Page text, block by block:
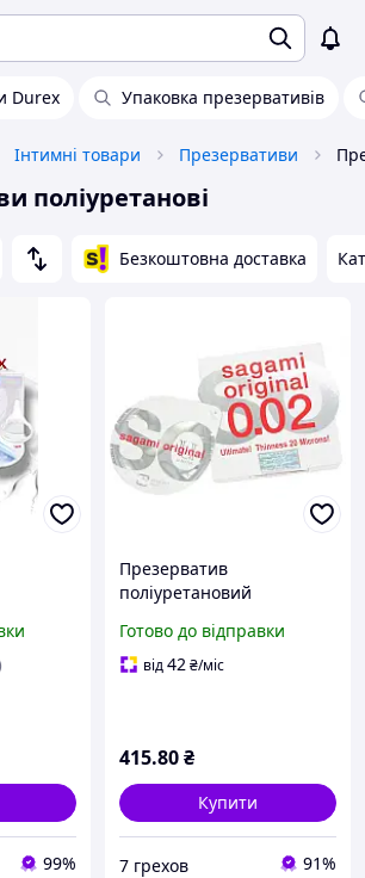
Durex Упаковка презервативів
Інтимні товари Презервативи
поліуретанові
Безкоштовна доставка
0.02 (в
99%
Презерватив
поліуретановий
люкс класу (у пакованні 1
шт.) Sex Aura
Готово до відправки
від42₴/міс
415.80₴
Купити
7 грехов 91%